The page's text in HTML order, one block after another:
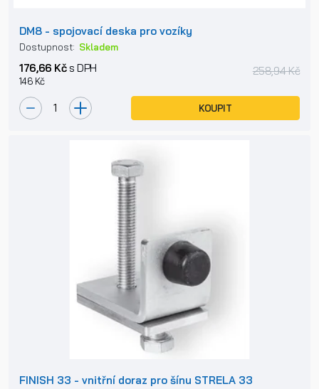
DM8 - spojovací deska pro vozíky
Dostupnost: Skladem
176,66 Kčs DPH
146 Kč
258,94 Kč
KOUPIT
FINISH 33 - vnitřní doraz pro šínu STRELA 33